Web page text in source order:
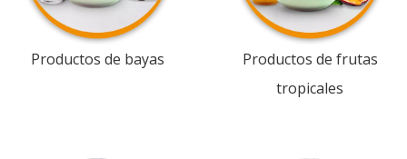
Productos de bayas
Productos de frutas
tropicales